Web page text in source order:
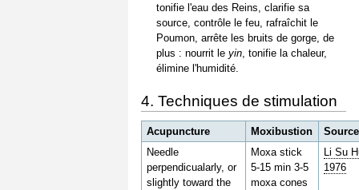
tonifie l'eau des Reins, clarifie sa
source, contrôle le feu, rafraîchit le
Poumon, arrête les bruits de gorge, de
plus : nourrit leyin , tonifie la chaleur,
élimine l'humidité.
4. Techniques de stimulation
Acupuncture Moxibustion
Source
Needle
perpendicualarly, or
slightly toward the
Moxa stick
5-15 min 3-5
moxa cones
Li Su
1976